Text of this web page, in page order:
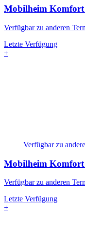
Mobilheim Komfort
Verfügbar zu anderen
Letzte Verfügung
+
Verfügbar zu
Mobilheim
Verfügbar zu anderen
Letzte Verfügung
+